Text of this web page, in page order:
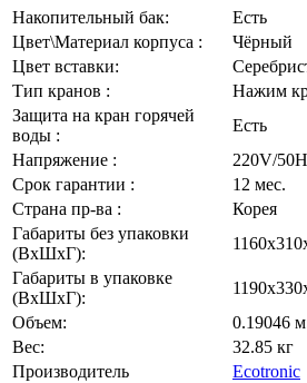
Накопительный бак:
Есть
Цвет\Материал корпуса :
Чёрный
Цвет вставки:
Тип кранов :
Нажим
Защита на кран горячей
воды :
Есть
Напряжение :
220V/
Срок гарантии :
12 мес.
Страна пр-ва :
Корея
Габариты без упаковки
(ВxШxГ):
Габариты в упаковке
(ВxШxГ):
Объем:
0.19046
Вес:
32.85 кг
Производитель
Ecotronic